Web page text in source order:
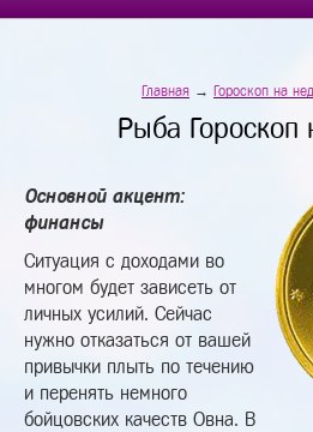
Главная → Гороскоп на
Рыба Гороскоп
Основной акцент:
финансы
Ситуация с доходами во
многом будет зависеть от
личных усилий. Сейчас
нужно отказаться от вашей
привычки плыть по течению
и перенять немного
бойцовских качеств Овна. В